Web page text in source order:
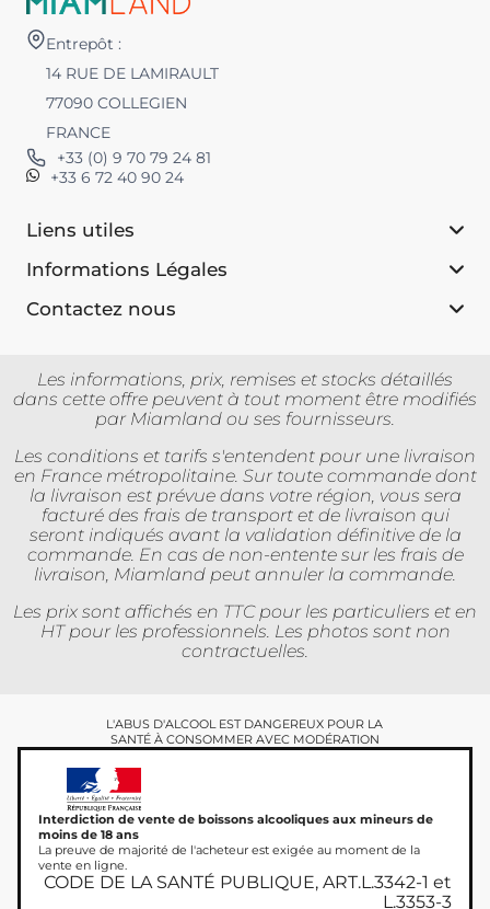
Entrepôt :
14 RUE DE LAMIRAULT
77090 COLLEGIEN
FRANCE
+33 (0) 9 70 79 24 81
+33 6 72 40 90 24
Liens utiles
Informations Légales
Contactez nous
Les informations, prix, remises et stocks détaillés
dans cette offre peuvent à tout moment être modifiés
par Miamland ou ses fournisseurs.
Les conditions et tarifs s'entendent pour une livraison
en France métropolitaine. Sur toute commande dont
la livraison est prévue dans votre région, vous sera
facturé des frais de transport et de livraison qui
seront indiqués avant la validation définitive de la
commande. En cas de non-entente sur les frais de
livraison, Miamland peut annuler la commande.
Les prix sont affichés en TTC pour les particuliers et en
HT pour les professionnels. Les photos sont non
contractuelles.
L'ABUS D'ALCOOL EST DANGEREUX POUR LA
SANTÉ À CONSOMMER AVEC MODÉRATION
Interdiction de vente de boissons alcooliques aux mineurs de
moins de 18 ans
La preuve de majorité de l'acheteur est exigée au moment de la
vente en ligne.
CODE DE LA SANTÉ PUBLIQUE, ART.L.3342-1 et
L.3353-3